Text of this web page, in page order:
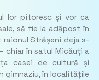
lor pitoresc și vor ca
să fie la adăpost în
Strășeni deja s-
în satul Micăuți a
casei de cultură și
gimnaziu, în localitățile